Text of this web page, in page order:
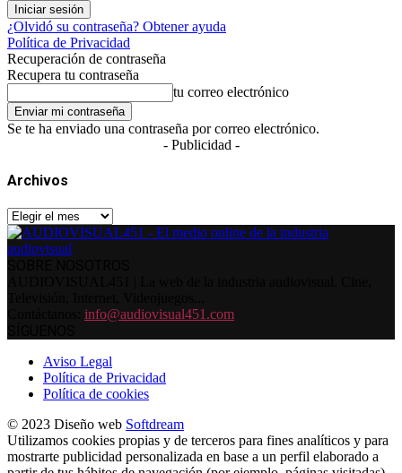
¿Olvidó su contraseña? Obtener ayuda
Política de Privacidad
Recuperación de contraseña
Recupera tu contraseña
tu correo electrónico
Se te ha enviado una contraseña por correo electrónico.
- Publicidad -
Archivos
Archivos
info@audiovisual451.com
Aviso Legal
Política de Privacidad
Política de cookies
© 2023 Diseño web Softdream
Utilizamos cookies propias y de terceros para fines analíticos y para
mostrarte publicidad personalizada en base a un perfil elaborado a